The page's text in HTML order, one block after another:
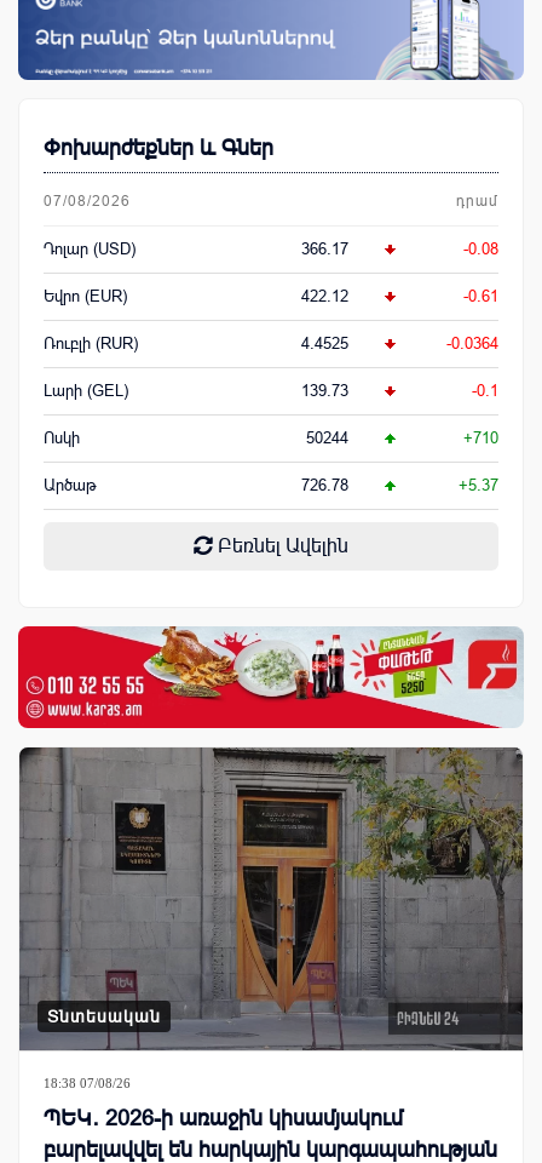
Փոխարժեքներ և Գներ
07/08/2026 դրամ
Դոլար (USD) 366.17 -0.08
Եվրո (EUR) 422.12 -0.61
Ռուբլի (RUR) 4.4525 -0.0364
Լարի (GEL) 139.73 -0.1
Ոսկի 50244 +710
Արծաթ 726.78 +5.37
Բեռնել Ավելին
Տնտեսական
18:38 07/08/26
ՊԵԿ․ 2026-ի առաջին կիսամյակում
բարելավվել են հարկային կարգապահության